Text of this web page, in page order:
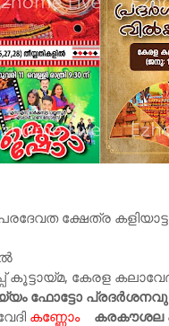
ക്ഷേത്ര
കേരള
ഫോട്ടോ
കണ്ണോം കരകൗശല